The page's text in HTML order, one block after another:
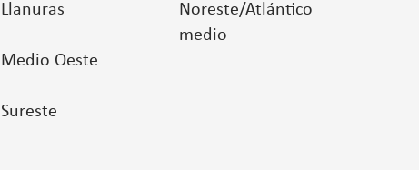
Llanuras
Medio Oeste
Sureste
Noreste/Atlántico
medio